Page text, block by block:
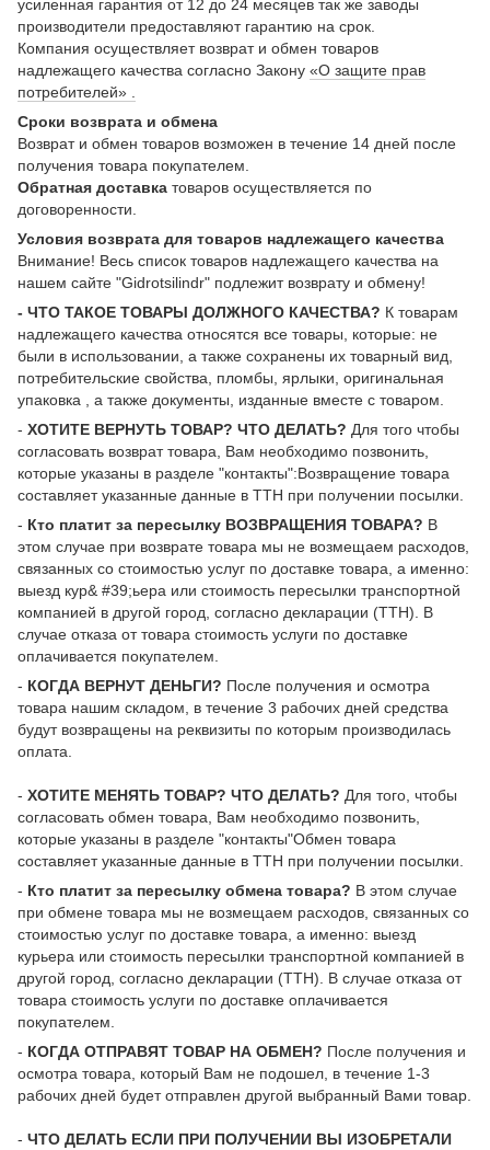
усиленная гарантия от 12 до 24 месяцев так же заводы
производители предоставляют гарантию на срок.
Компания осуществляет возврат и обмен товаров
надлежащего качества согласно Закону «О защите прав
потребителей» .
Сроки возврата и обмена
Возврат и обмен товаров возможен в течение 14 дней после
получения товара покупателем.
Обратная доставка товаров осуществляется по
договоренности.
Условия возврата для товаров надлежащего качества
Внимание! Весь список товаров надлежащего качества на
нашем сайте "Gidrotsilindr" подлежит возврату и обмену!
- ЧТО ТАКОЕ ТОВАРЫ ДОЛЖНОГО КАЧЕСТВА? К товарам
надлежащего качества относятся все товары, которые: не
были в использовании, а также сохранены их товарный вид,
потребительские свойства, пломбы, ярлыки, оригинальная
упаковка , а также документы, изданные вместе с товаром.
- ХОТИТЕ ВЕРНУТЬ ТОВАР? ЧТО ДЕЛАТЬ? Для того чтобы
согласовать возврат товара, Вам необходимо позвонить,
которые указаны в разделе "контакты":Возвращение товара
составляет указанные данные в ТТН при получении посылки.
- Кто платит за пересылку ВОЗВРАЩЕНИЯ ТОВАРА? В
этом случае при возврате товара мы не возмещаем расходов,
связанных со стоимостью услуг по доставке товара, а именно:
выезд кур& #39;ьера или стоимость пересылки транспортной
компанией в другой город, согласно декларации (ТТН). В
случае отказа от товара стоимость услуги по доставке
оплачивается покупателем.
- КОГДА ВЕРНУТ ДЕНЬГИ? После получения и осмотра
товара нашим складом, в течение 3 рабочих дней средства
будут возвращены на реквизиты по которым производилась
оплата.
- ХОТИТЕ МЕНЯТЬ ТОВАР? ЧТО ДЕЛАТЬ? Для того, чтобы
согласовать обмен товара, Вам необходимо позвонить,
которые указаны в разделе "контакты"Обмен товара
составляет указанные данные в ТТН при получении посылки.
- Кто платит за пересылку обмена товара? В этом случае
при обмене товара мы не возмещаем расходов, связанных со
стоимостью услуг по доставке товара, а именно: выезд
курьера или стоимость пересылки транспортной компанией в
другой город, согласно декларации (ТТН). В случае отказа от
товара стоимость услуги по доставке оплачивается
покупателем.
- КОГДА ОТПРАВЯТ ТОВАР НА ОБМЕН? После получения и
осмотра товара, который Вам не подошел, в течение 1-3
рабочих дней будет отправлен другой выбранный Вами товар.
- ЧТО ДЕЛАТЬ ЕСЛИ ПРИ ПОЛУЧЕНИИ ВЫ ИЗОБРЕТАЛИ